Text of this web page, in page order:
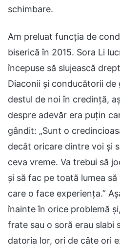
schimbare.
Am preluat funcția de
biserică în 2015. Sora Li
începuse să slujească
Diaconii și conducătorii de
destul de noi în credință,
despre adevăr era puțin
gândit: „Sunt o
decât oricare dintre voi și
ceva vreme. Va trebui să
și să fac pe toată lumea
care o face experiența.”
înainte în orice problemă
frate sau o soră erau slabi
datoria lor, ori de câte ori